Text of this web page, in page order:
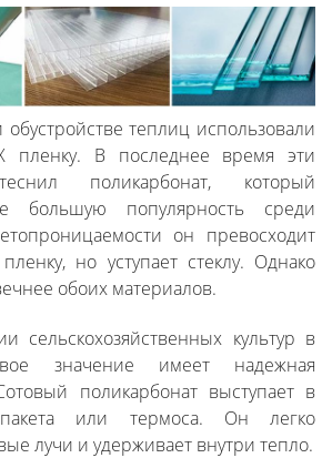
теплиц использовали
пленку. В последнее время эти
поликарбонат, который
большую популярность среди
он превосходит
но уступает стеклу. Однако
обоих материалов.
сельскохозяйственных культур в
значение имеет надежная
поликарбонат выступает в
или термоса. Он легко
лучи и удерживает внутри тепло.